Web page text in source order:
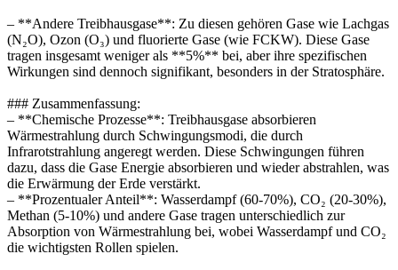
– **Andere Treibhausgase**: Zu diesen gehören Gase wie Lachgas
(N₂O), Ozon (O₃) und fluorierte Gase (wie FCKW). Diese Gase
tragen insgesamt weniger als **5%** bei, aber ihre spezifischen
Wirkungen sind dennoch signifikant, besonders in der Stratosphäre.
### Zusammenfassung:
– **Chemische Prozesse**: Treibhausgase absorbieren
Wärmestrahlung durch Schwingungsmodi, die durch
Infrarotstrahlung angeregt werden. Diese Schwingungen führen
dazu, dass die Gase Energie absorbieren und wieder abstrahlen, was
die Erwärmung der Erde verstärkt.
– **Prozentualer Anteil**: Wasserdampf (60-70%), CO₂ (20-30%),
Methan (5-10%) und andere Gase tragen unterschiedlich zur
Absorption von Wärmestrahlung bei, wobei Wasserdampf und CO₂
die wichtigsten Rollen spielen.